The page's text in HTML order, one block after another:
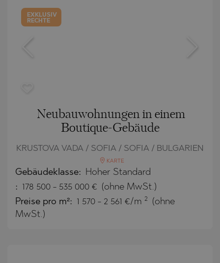
EXKLUSIV
RECHTE
Neubauwohnungen in einem
Boutique-Gebäude
KRUSTOVA VADA / SOFIA / SOFIA / BULGARIEN
KARTE
Gebäudeklasse: Hoher Standard
: 178 500 - 535 000 € (ohne MwSt.)
Preise pro m²: 1 570 - 2 561 €/m 2
(ohne
MwSt.)